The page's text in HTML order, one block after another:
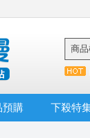
商
預購 下殺特